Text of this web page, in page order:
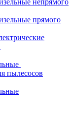
непрямого
прямого
пылесосов